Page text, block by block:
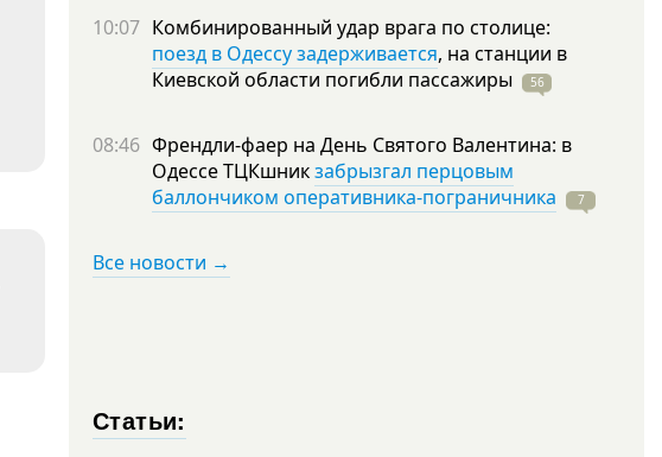
10:07 Комбинированный удар врага по столице:
поезд в Одессу задерживается, на станции в
Киевской области погибли пассажиры 56
08:46 Френдли-фаер на День Святого Валентина: в
Одессе ТЦКшникзабрызгал перцовым
баллончиком оперативника-пограничника
7
Все новости →
Статьи: